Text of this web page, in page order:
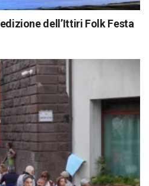
dell’Ittiri Folk Festa